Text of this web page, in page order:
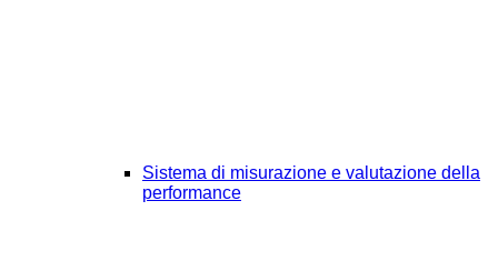
Sistema di misurazione e valutazione della
performance